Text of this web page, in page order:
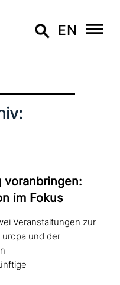
EN
vor­an­brin­gen:
im Fokus
Veranstaltungen zur
und der